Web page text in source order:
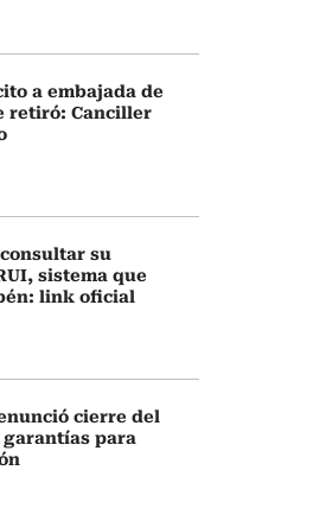
a embajada de
retiró: Canciller
su
sistema que
link oficial
cierre del
garantías para